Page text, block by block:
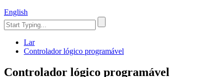
English
Lar
Controlador lógico programável
Controlador lógico programável